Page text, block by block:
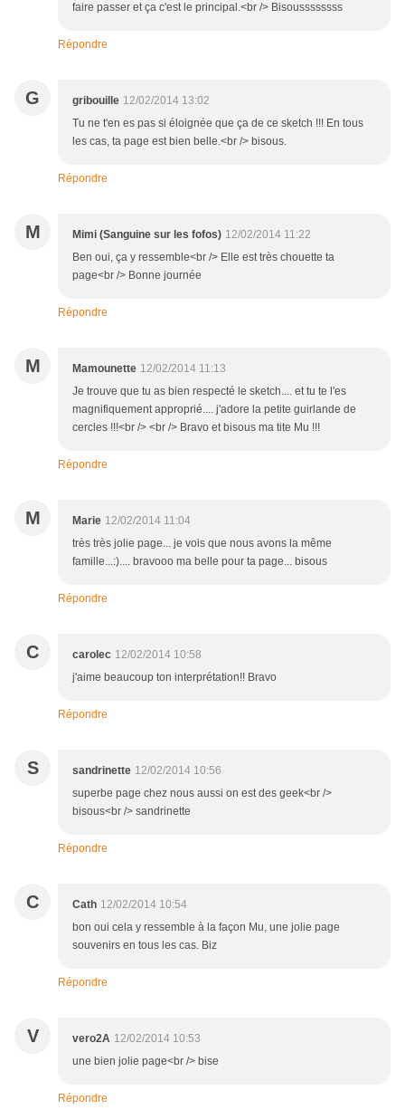
faire passer et ça c'est le principal.<br /> Bisoussssssss
Répondre
G gribouille 12/02/2014 13:02
Tu ne t'en es pas si éloignée que ça de ce sketch !!! En tous
les cas, ta page est bien belle.<br /> bisous.
Répondre
M Mimi (Sanguine sur les fofos) 12/02/2014 11:22
Ben oui, ça y ressemble<br /> Elle est très chouette ta
page<br /> Bonne journée
Répondre
M Mamounette 12/02/2014 11:13
Je trouve que tu as bien respecté le sketch.... et tu te l'es
magnifiquement approprié.... j'adore la petite guirlande de
cercles !!!<br /> <br /> Bravo et bisous ma tite Mu !!!
Répondre
M Marie 12/02/2014 11:04
très très jolie page... je vois que nous avons la même
famille...:).... bravooo ma belle pour ta page... bisous
Répondre
C carolec 12/02/2014 10:58
j'aime beaucoup ton interprétation!! Bravo
Répondre
S sandrinette 12/02/2014 10:56
superbe page chez nous aussi on est des geek<br />
bisous<br /> sandrinette
Répondre
C Cath 12/02/2014 10:54
bon oui cela y ressemble à la façon Mu, une jolie page
souvenirs en tous les cas. Biz
Répondre
V vero2A 12/02/2014 10:53
une bien jolie page<br /> bise
Répondre